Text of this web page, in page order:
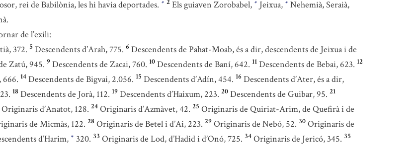
rei de Babilònia, les hi havia deportades. * 2 Els guiaven Zorobabel, * Jeixua, * Nehemià, Seraià,
de l’exili:
372. 5 Descendents d’Arah, 775. 6 Descendents de Pahat-Moab, és a dir, descendents de Jeixua i de
Zatú, 945. 9 Descendents de Zacai, 760. 10 Descendents de Baní, 642. 11 Descendents de Bebai, 623. 12
666. 14 Descendents de Bigvai, 2.056. 15 Descendents d’Adín, 454. 16 Descendents d’Ater, és a dir,
18 Descendents de Jorà, 112. 19 Descendents d’Haixum, 223. 20 Descendents de Guibar, 95. 21
Originaris d’Anatot, 128. 24 Originaris d’Azmàvet, 42. 25 Originaris de Quiriat-Arim, de Quefirà i de
de Micmàs, 122. 28 Originaris de Betel i d’Ai, 223. 29 Originaris de Nebó, 52. 30 Originaris de
d’Harim, * 320. 33 Originaris de Lod, d’Hadid i d’Onó, 725. 34 Originaris de Jericó, 345. 35